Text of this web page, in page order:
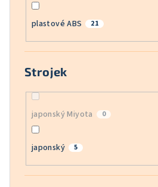
plastové ABS 21
Strojek
japonský Miyota 0
japonský 5